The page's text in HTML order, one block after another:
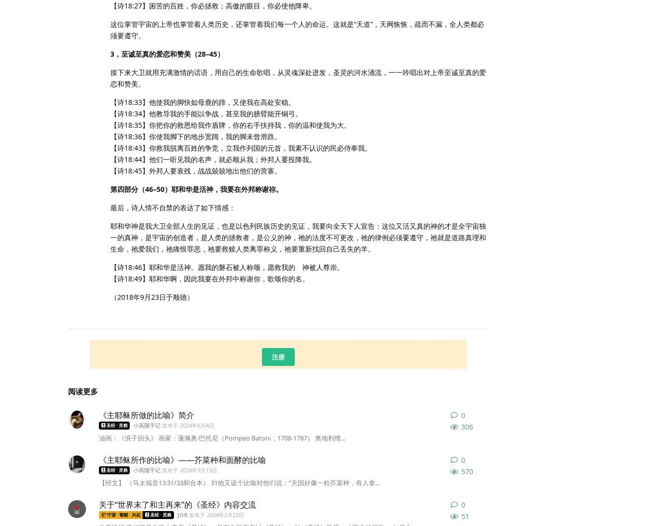
【诗18:27】困苦的百姓，你必拯救；高傲的眼目，你必使他降卑。
这位掌管宇宙的上帝也掌管着人类历史，还掌管着我们每一个人的命运。这就是“天道”，天网恢恢，疏而不漏，全人类都必
须要遵守。
3，至诚至真的爱恋和赞美（28–45）
接下来大卫就用充满激情的话语，用自己的生命歌唱，从灵魂深处迸发，圣灵的河水涌流，一一吟唱出对上帝至诚至真的爱
恋和赞美。
【诗18:33】他使我的脚快如母鹿的蹄，又使我在高处安稳。
【诗18:34】他教导我的手能以争战，甚至我的膀臂能开铜弓。
【诗18:35】你把你的救恩给我作盾牌，你的右手扶持我，你的温和使我为大。
【诗18:36】你使我脚下的地步宽阔，我的脚未曾滑跌。
【诗18:43】你救我脱离百姓的争竞，立我作列国的元首，我素不认识的民必侍奉我。
【诗18:44】他们一听见我的名声，就必顺从我；外邦人要投降我。
【诗18:45】外邦人要衰残，战战兢兢地出他们的营寨。
第四部分（46–50）耶和华是活神，我要在外邦称谢祢。
最后，诗人情不自禁的表达了如下情感：
耶和华神是我大卫全部人生的见证，也是以色列民族历史的见证，我要向全天下人宣告：这位又活又真的神的才是全宇宙独
一的真神，是宇宙的创造者，是人类的拯救者，是公义的神，祂的法度不可更改，祂的律例必须要遵守，祂就是道路真理和
生命，祂爱我们，祂痛恨罪恶，祂要救赎人类离罪称义，祂要重新找回自己丢失的羊。
【诗18:46】耶和华是活神。愿我的磐石被人称颂，愿救我的 神被人尊崇。
【诗18:49】耶和华啊，因此我要在外邦中称谢你，歌颂你的名。
（2018年9月23日于顺德）
注册
阅读更多
《主耶稣所做的比喻》简介
圣经 · 灵粮 小高随手记 发布于 2024年6月4日 306
油画：《浪子回头》 画家：蓬佩奥·巴托尼（Pompeo Batoni，1708-1787） 奥地利维...
0
《主耶稣所作的比喻》——芥菜种和面酵的比喻
圣经 · 灵粮 小高随手记 发布于 2024年3月15日 570
【经文】 （马太福音13:31/33和合本） 31他又设个比喻对他们说：“天国好像一粒芥菜种，有人拿...
0
关于“世界末了和主再来”的《圣经》内容交流
守望 · 警醒 · 兴起 圣经 · 灵粮 JOB发布于 2024年2月22日 51
0